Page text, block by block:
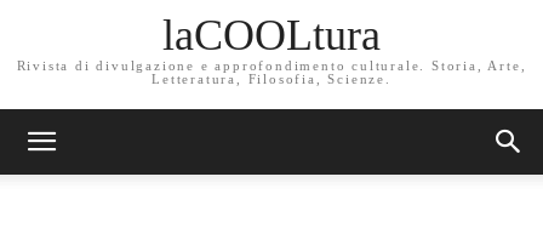
laCOOLtura
Rivista di divulgazione e approfondimento culturale. Storia, Arte,
Letteratura, Filosofia, Scienze.